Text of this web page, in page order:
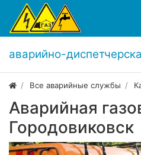
аварийно-
Все аварийные службы
Аварийная
Городовиковск